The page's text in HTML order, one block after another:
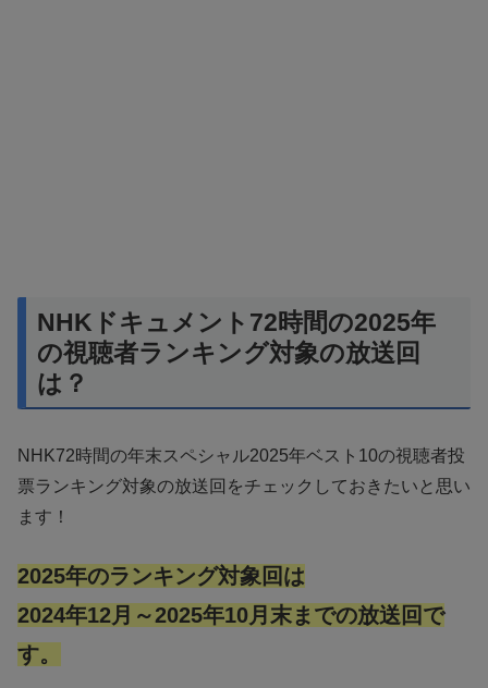
NHKドキュメント72時間の2025年
の視聴者ランキング対象の放送回
は？
NHK72時間の年末スペシャル2025年ベスト10の視聴者投
票ランキング対象の放送回をチェックしておきたいと思い
ます！
2025年のランキング対象回は
2024年12月～2025年10月末までの放送回で
す。